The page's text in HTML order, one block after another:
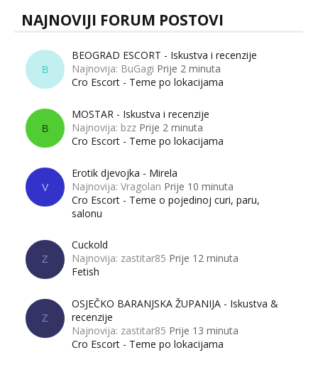
NAJNOVIJI FORUM POSTOVI
B
BEOGRAD ESCORT - Iskustva i recenzije
Najnovija: BuGagi Prije 2 minuta
Cro Escort - Teme po lokacijama
B
MOSTAR - Iskustva i recenzije
Najnovija: bzz Prije 2 minuta
Cro Escort - Teme po lokacijama
V
Erotik djevojka - Mirela
Najnovija: Vragolan Prije 10 minuta
Cro Escort - Teme o pojedinoj curi, paru,
salonu
Z
Cuckold
Najnovija: zastitar85 Prije 12 minuta
Fetish
Z
OSJEČKO BARANJSKA ŽUPANIJA - Iskustva &
recenzije
Najnovija: zastitar85 Prije 13 minuta
Cro Escort - Teme po lokacijama